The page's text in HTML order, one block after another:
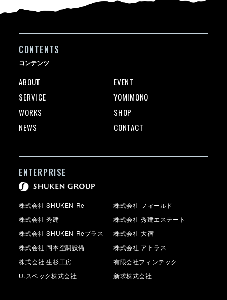
CONTENTS
コンテンツ
ABOUT
EVENT
SERVICE
YOMIMONO
WORKS
SHOP
NEWS
CONTACT
ENTERPRISE
株式会社 SHUKEN Re
株式会社 フィールド
株式会社 秀建
株式会社 秀建エステート
株式会社 SHUKEN Reプラス
株式会社 大宿
株式会社 岡本空調設備
株式会社 アトラス
株式会社 生杉工房
有限会社フィンテック
U.スペック株式会社
新求株式会社